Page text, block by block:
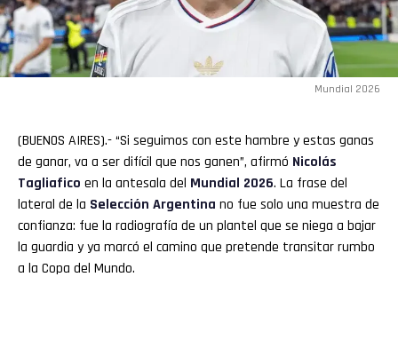
Mundial 2026
(BUENOS AIRES).- “Si seguimos con este hambre y estas ganas
de ganar, va a ser difícil que nos ganen”, afirmó Nicolás
Tagliafico en la antesala del Mundial 2026. La frase del
lateral de la Selección Argentina no fue solo una muestra de
confianza: fue la radiografía de un plantel que se niega a bajar
la guardia y ya marcó el camino que pretende transitar rumbo
a la Copa del Mundo.